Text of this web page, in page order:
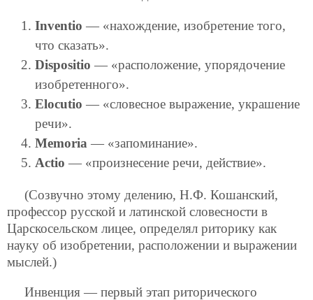
Inventio — «нахождение, изобретение того,
что сказать».
Dispositio — «расположение, упорядочение
изобретенного».
Elocutio — «словесное выражение, украшение
речи».
Memoria — «запоминание».
Actio — «произнесение речи, действие».
(Созвучно этому делению, Н.Ф. Кошанский,
профессор русской и латинской словесности в
Царскосельском лицее, определял риторику как
науку об изобретении, расположении и выражении
мыслей.)
Инвенция — первый этап риторического